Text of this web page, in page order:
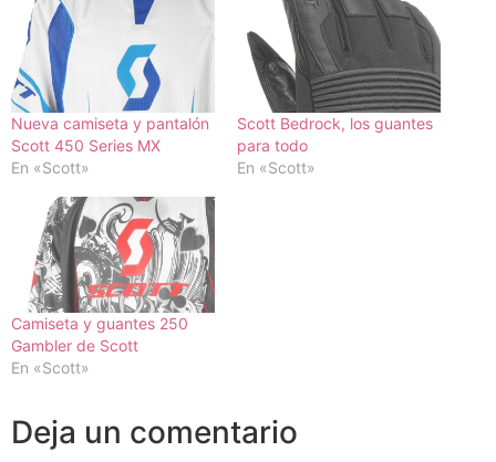
Nueva camiseta y pantalón
Scott 450 Series MX
En «Scott»
Scott Bedrock, los guantes
para todo
En «Scott»
Camiseta y guantes 250
Gambler de Scott
En «Scott»
Deja un comentario